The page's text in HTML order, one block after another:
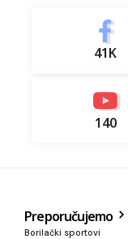
41K
140
Preporučujemo
Borilački sportovi